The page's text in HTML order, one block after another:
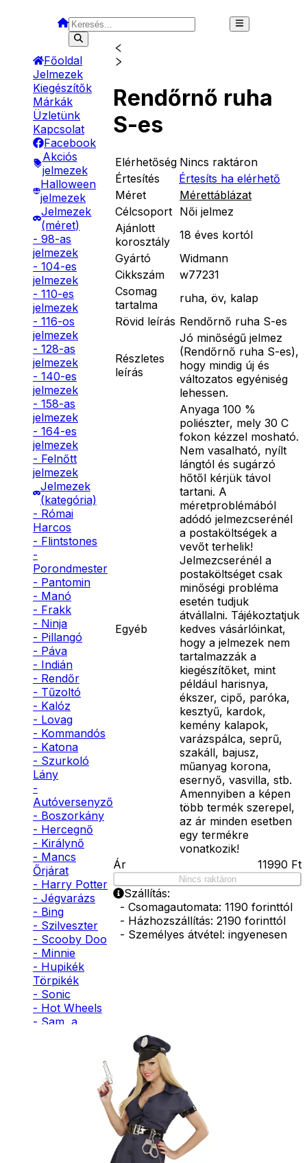
Főoldal
Jelmezek
Kiegészítők
Márkák
Üzletünk
Kapcsolat
Facebook
Akciós
jelmezek
Halloween
jelmezek
Jelmezek
(méret)
- 98-as
jelmezek
- 104-es
jelmezek
- 110-es
jelmezek
- 116-os
jelmezek
- 128-as
jelmezek
- 140-es
jelmezek
- 158-as
jelmezek
- 164-es
jelmezek
- Felnőtt
jelmezek
Jelmezek
(kategória)
- Római
Harcos
- Flintstones
-
Porondmester
- Pantomin
- Manó
- Frakk
- Ninja
- Pillangó
- Páva
- Indián
- Rendőr
- Tűzoltó
- Kalóz
- Lovag
- Kommandós
- Katona
- Szurkoló
Lány
-
Autóversenyző
- Boszorkány
- Hercegnő
- Királynő
- Mancs
Őrjárat
- Harry Potter
- Jégvarázs
- Bing
- Szilveszter
- Scooby Doo
- Minnie
- Hupikék
Törpikék
- Sonic
- Hot Wheels
- Sam, a
Rendőrnő ruha
S-es
Elérhetőség Nincs raktáron
Értesítés
Értesíts ha elérhető
Méret
Mérettáblázat
Célcsoport Női jelmez
Ajánlott
korosztály
18 éves kortól
Gyártó
Widmann
Cikkszám
w77231
Csomag
tartalma
ruha, öv, kalap
Rövid leírás Rendőrnő ruha S-es
Részletes
leírás
Jó minőségű jelmez
(Rendőrnő ruha S-es),
hogy mindig új és
változatos egyéniség
lehessen.
Egyéb
Anyaga 100 %
poliészter, mely 30 C
fokon kézzel mosható.
Nem vasalható, nyílt
lángtól és sugárzó
hőtől kérjük távol
tartani. A
méretproblémából
adódó jelmezcserénél
a postaköltségek a
vevőt terhelik!
Jelmezcserénél a
postaköltséget csak
minőségi probléma
esetén tudjuk
átvállalni. Tájékoztatjuk
kedves vásárlóinkat,
hogy a jelmezek nem
tartalmazzák a
kiegészítőket, mint
például harisnya,
ékszer, cipő, paróka,
kesztyű, kardok,
kemény kalapok,
varázspálca, seprű,
szakáll, bajusz,
műanyag korona,
esernyő, vasvilla, stb.
Amennyiben a képen
több termék szerepel,
az ár minden esetben
egy termékre
vonatkozik!
Ár
11990 Ft
Nincs raktáron
Szállítás:
- Csomagautomata: 1190 forinttól
- Házhozszállítás: 2190 forinttól
- Személyes átvétel: ingyenesen